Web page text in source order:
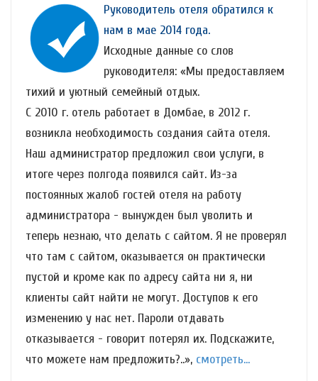
Руководитель отеля обратился к
нам в мае 2014 года.
Исходные данные со слов
руководителя: «Мы предоставляем
тихий и уютный семейный отдых.
С 2010 г. отель работает в Домбае, в 2012 г.
возникла необходимость создания сайта отеля.
Наш администратор предложил свои услуги, в
итоге через полгода появился сайт. Из-за
постоянных жалоб гостей отеля на работу
администратора - вынужден был уволить и
теперь незнаю, что делать с сайтом. Я не проверял
что там с сайтом, оказывается он практически
пустой и кроме как по адресу сайта ни я, ни
клиенты сайт найти не могут. Доступов к его
изменению у нас нет. Пароли отдавать
отказывается - говорит потерял их. Подскажите,
что можете нам предложить?..», смотреть...